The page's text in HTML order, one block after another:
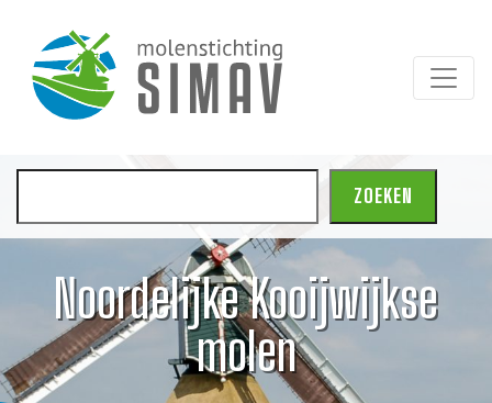
ZOEKEN
Noordelijke Kooijwijkse
molen